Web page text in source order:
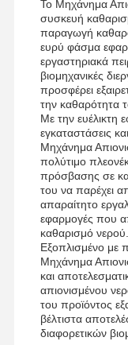
Σπίτι
Επισκέψεις
Στο
Εργοστάσιο
Υποθέσεις
Το Μηχάνημα
συσκευή
παραγωγή
ευρύ φάσμα
εργαστηριακά
βιομηχανικές
προσφέρει
την καθαρότητα
Με την ευέλικτη
εγκαταστάσεις
Μηχάνημα
πολύτιμο
πρόσβασης σε
του να παρέχει
απαραίτητο
εφαρμογές που
καθαρισμό νερού.
Εξοπλισμένο με
Μηχάνημα
και
απιονισμένου
του προϊόντος
βέλτιστα
διαφορετικών